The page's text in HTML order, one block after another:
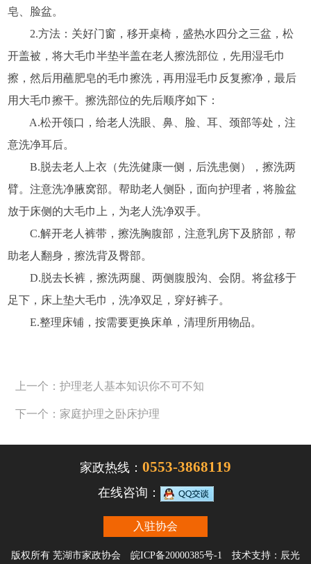
皂、脸盆。
2.方法：关好门窗，移开桌椅，盛热水四分之三盆，松
开盖被，将大毛巾半垫半盖在老人擦洗部位，先用湿毛巾
擦，然后用蘸肥皂的毛巾擦洗，再用湿毛巾反复擦净，最后
用大毛巾擦干。擦洗部位的先后顺序如下：
A.松开领口，给老人洗眼、鼻、脸、耳、颈部等处，注
意洗净耳后。
B.脱去老人上衣（先洗健康一侧，后洗患侧），擦洗两
臂。注意洗净腋窝部。帮助老人侧卧，面向护理者，将脸盆
放于床侧的大毛巾上，为老人洗净双手。
C.解开老人裤带，擦洗胸腹部，注意乳房下及脐部，帮
助老人翻身，擦洗背及臀部。
D.脱去长裤，擦洗两腿、两侧腹股沟、会阴。将盆移于
足下，床上垫大毛巾，洗净双足，穿好裤子。
E.整理床铺，按需要更换床单，清理所用物品。
上一个：护理老人基本知识你不可不知
下一个：家庭护理之卧床护理
家政热线： 0553-3868119
在线咨询：
入驻协会
版权所有 芜湖市家政协会 皖ICP备20000385号-1 技术支持： 辰光